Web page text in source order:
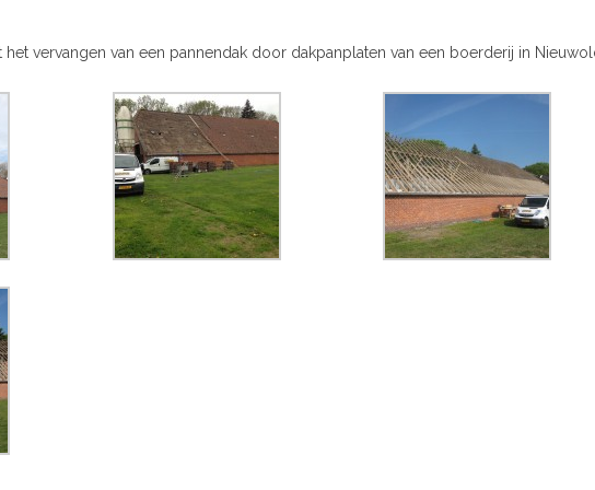
vervangen van een pannendak door dakpanplaten van een boerderij in